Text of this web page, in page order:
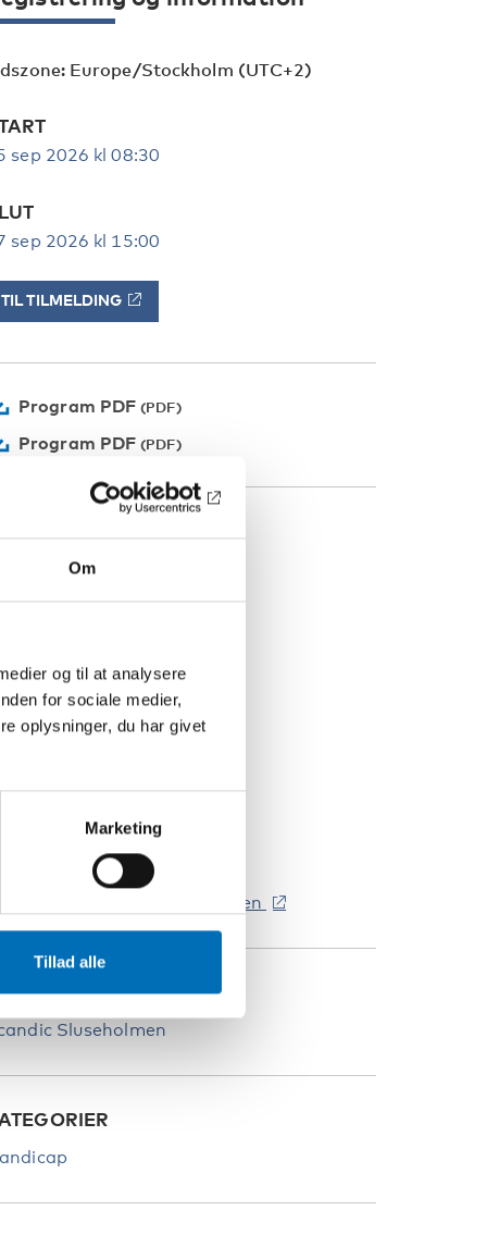
Om
og til at analysere
for sociale medier,
oplysninger, du har givet
Marketing
Tillad alle
Europe/Stockholm (UTC+2)
sep 2026 kl 08:30
sep 2026 kl 15:00
TIL TILMELDING
Program PDF
Program PDF
11, 2450 Copenhagen
Sluseholmen